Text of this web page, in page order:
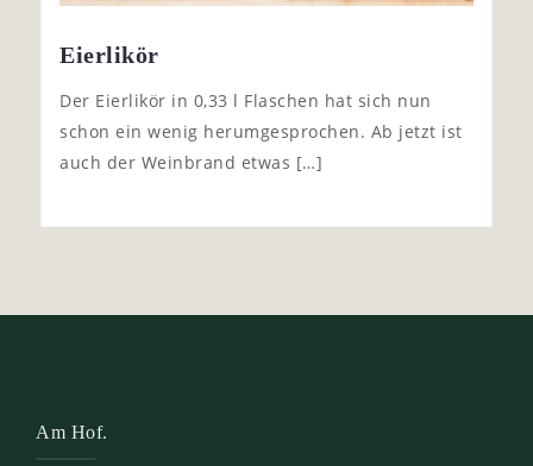
Eierlikör
Der Eierlikör in 0,33 l Flaschen hat sich nun
schon ein wenig herumgesprochen. Ab jetzt ist
auch der Weinbrand etwas […]
Am Hof.